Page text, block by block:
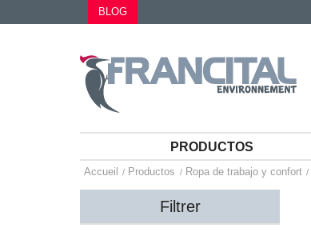
BLOG
PRODUCTOS
Accueil Productos Ropa de trabajo y confort
Filtrer